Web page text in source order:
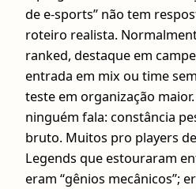
de e-sports” não tem
roteiro realista.
ranked, destaque em
entrada em mix ou time
teste em organização
ninguém fala: constância
bruto. Muitos pro players
Legends que estouraram
eram “gênios mecânicos”;